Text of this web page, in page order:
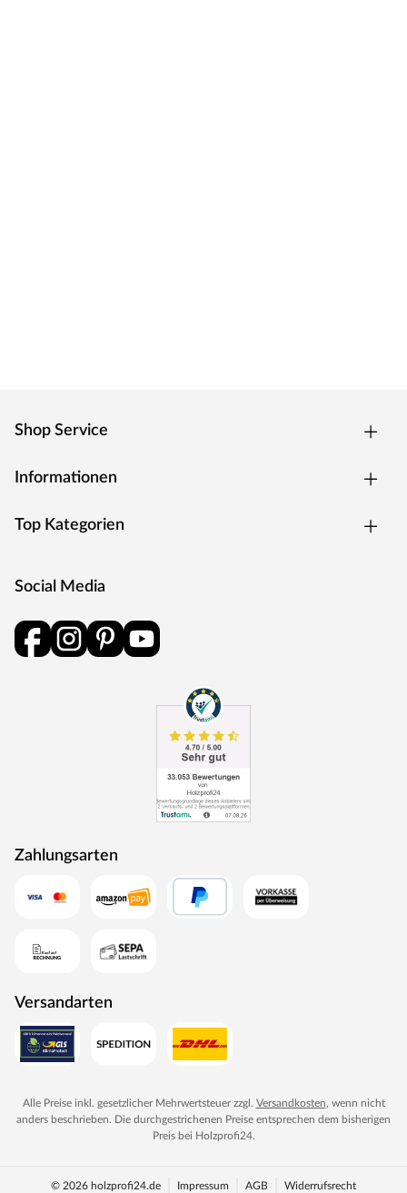
Shop Service
Informationen
Top Kategorien
Social Media
Zahlungsarten
Versandarten
Alle Preise inkl. gesetzlicher Mehrwertsteuer zzgl. Versandkosten, wenn nicht
anders beschrieben. Die durchgestrichenen Preise entsprechen dem bisherigen
Preis bei Holzprofi24.
© 2026 holzprofi24.de Impressum AGB Widerrufsrecht